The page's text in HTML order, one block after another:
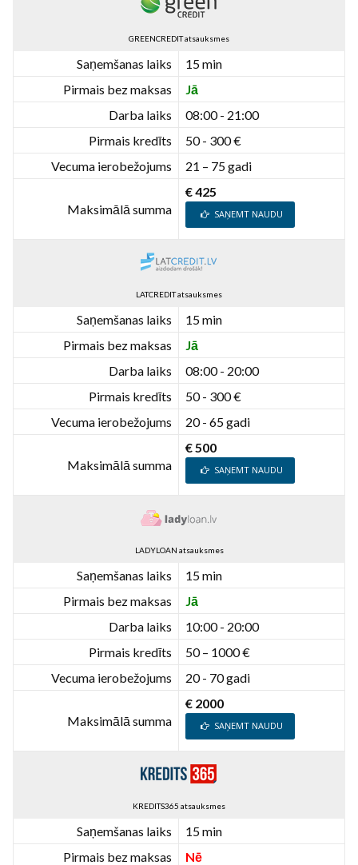
GREENCREDIT atsauksmes
Saņemšanas laiks
15 min
Pirmais bez maksas
Jā
Darba laiks
08:00 - 21:00
Pirmais kredīts
50 - 300 €
Vecuma ierobežojums
21 – 75 gadi
Maksimālā summa
€ 425
SAŅEMT NAUDU
LATCREDIT atsauksmes
Saņemšanas laiks
15 min
Pirmais bez maksas
Jā
Darba laiks
08:00 - 20:00
Pirmais kredīts
50 - 300 €
Vecuma ierobežojums
20 - 65 gadi
Maksimālā summa
€ 500
SAŅEMT NAUDU
LADYLOAN atsauksmes
Saņemšanas laiks
15 min
Pirmais bez maksas
Jā
Darba laiks
10:00 - 20:00
Pirmais kredīts
50 – 1000 €
Vecuma ierobežojums
20 - 70 gadi
Maksimālā summa
€ 2000
SAŅEMT NAUDU
KREDITS365 atsauksmes
Saņemšanas laiks
15 min
Pirmais bez maksas
Nē